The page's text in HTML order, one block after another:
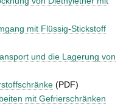
mit Flüssig-Stickstoff
und die Lagerung von
(PDF)
mit Gefrierschränken